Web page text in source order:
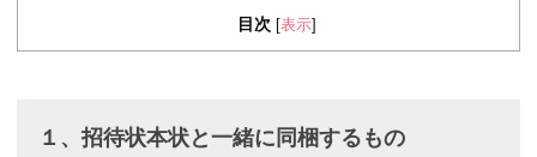
目次 表示
１、招待状本状と一緒に同梱するもの